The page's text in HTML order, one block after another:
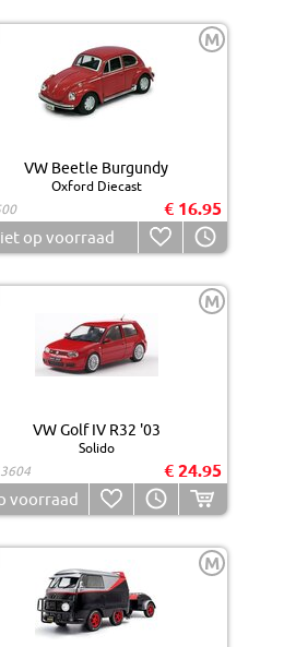
M
VW Beetle Burgundy
Oxford Diecast
€ 16.95
op voorraad
M
VW Golf IV R32 '03
Solido
€ 24.95
voorraad
M